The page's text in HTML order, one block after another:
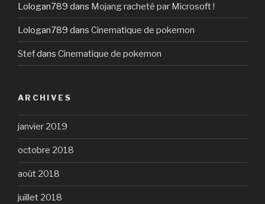
Lologan789 dans Mojang racheté par Microsoft !
Lologan789 dans Cinematique de pokemon
Stefdans Cinematique de pokemon
ARCHIVES
janvier 2019
octobre 2018
août 2018
juillet 2018